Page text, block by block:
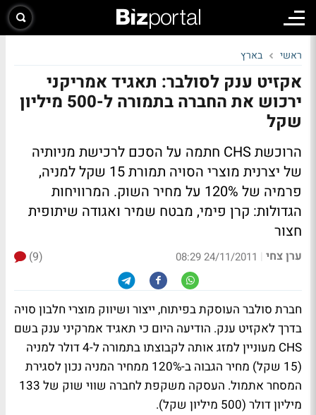
ראשי בארץ
אקזיט ענק לסולבר: תאגיד אמריקני
ירכוש את החברה בתמורה ל-500 מיליון
שקל
הרוכשת CHS חתמה על הסכם לרכישת מניותיה
של יצרנית מוצרי הסויה תמורת 15 שקל למניה,
פרמיה של 120% על מחיר השוק.
המרוויחות
הגדולות: קרן פימי, מבטח שמיר ואגודה שיתופית
חצור
ערן צחי |
24/11/2011 08:29
(9)
חברת סולבר העוסקת בפיתוח, ייצור ושיווק מוצרי חלבון סויה
בדרך לאקזיט ענק. הודיעה היום כי תאגיד אמרקיני ענק בשם
CHS מעוניין למזג אותה לקבוצתו בתמורה ל-4 דולר למניה
(15 שקל) מחיר הגבוה ב-120% ממחיר המניה נכון לסגירת
המסחר אתמול. העסקה משקפת לחברה שווי שוק של 133
מיליון דולר (500 מיליון שקל).